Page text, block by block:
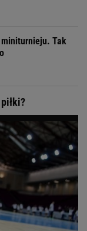
miniturnieju. Tak